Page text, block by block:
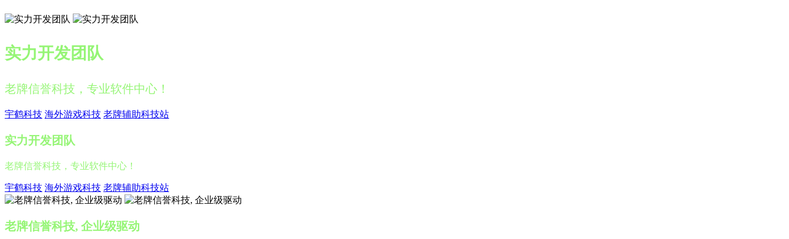
实力开发团队
老牌信誉科技，专业软件中心！
宇鹤科技 海外游戏科技 老牌辅助科技站
实力开发团队
老牌信誉科技，专业软件中心！
宇鹤科技 海外游戏科技 老牌辅助科技站
老牌信誉科技, 企业级驱动